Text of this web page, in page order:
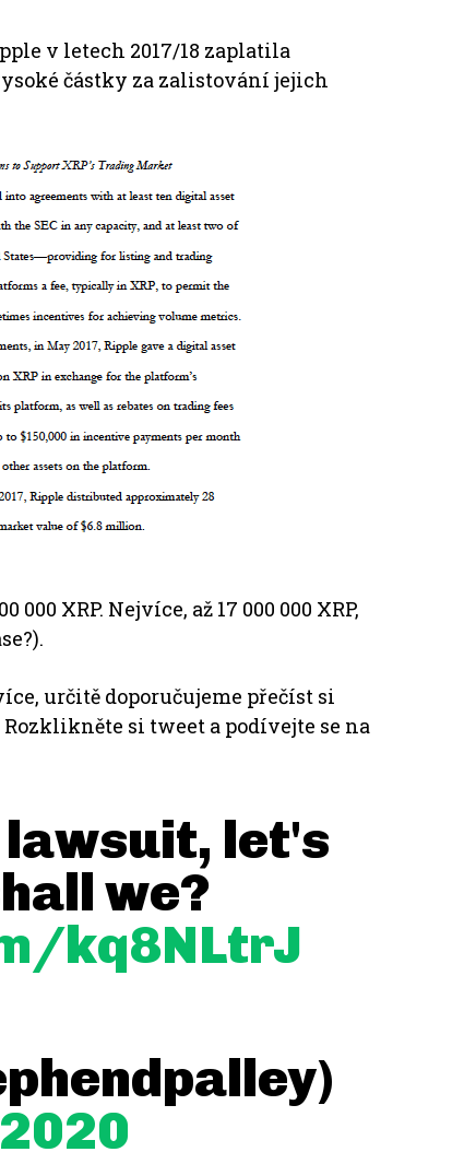
v letech 2017/18 zaplatila
částky za zalistování jejich
000 XRP. Nejvíce, až 17 000 000 XRP,
určitě doporučujeme přečíst si
Rozklikněte si tweet a podívejte se na
lawsuit, let's
we?
kq8NLtrJ